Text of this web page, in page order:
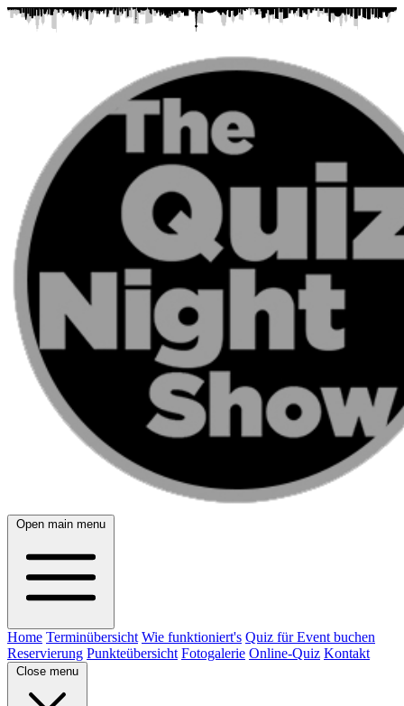
Open main menu
Home Terminübersicht Wie funktioniert's Quiz für Event buchen
Reservierung Punkteübersicht Fotogalerie Online-Quiz Kontakt
Close menu